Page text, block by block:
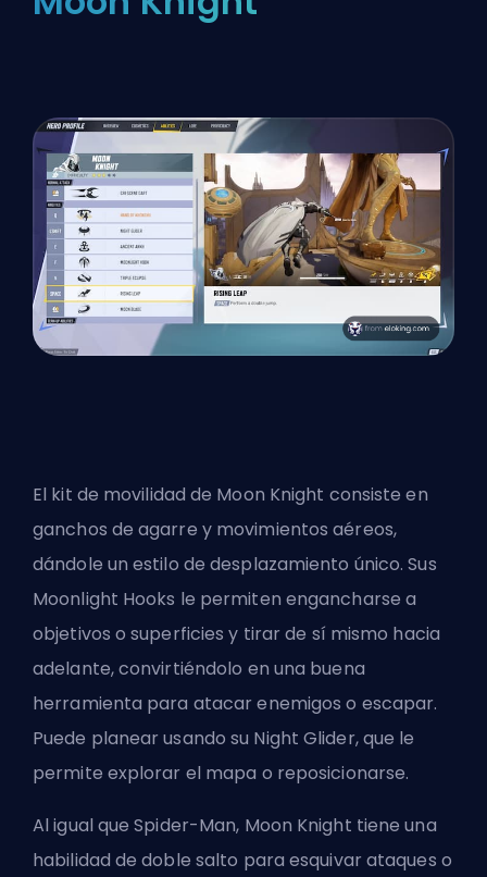
El kit de movilidad de Moon Knight consiste en
ganchos de agarre y movimientos aéreos,
dándole un estilo de desplazamiento único. Sus
Moonlight Hooks le permiten engancharse a
objetivos o superficies y tirar de sí mismo hacia
adelante, convirtiéndolo en una buena
herramienta para atacar enemigos o escapar.
Puede planear usando su Night Glider, que le
permite explorar el mapa o reposicionarse.
Al igual que Spider-Man, Moon Knight tiene una
habilidad de doble salto para esquivar ataques o